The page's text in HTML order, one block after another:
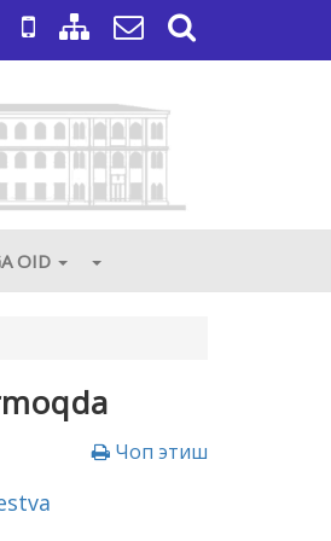
OID
Чоп этиш